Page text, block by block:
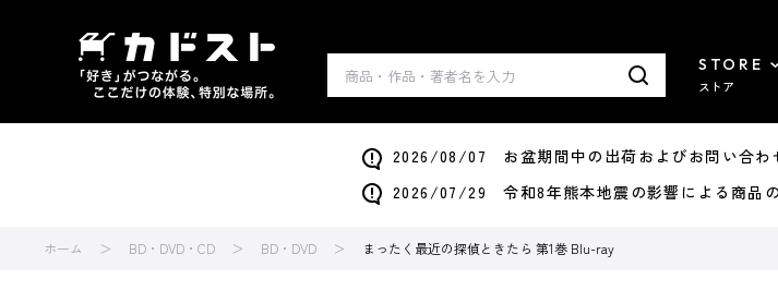
STORE
ストア
2026/08/07 お盆期間中の出荷およびお問い合わ
2026/07/29 令和8年熊本地震の影響による商品
ホーム BD・DVD・CD BD・DVD まったく最近の探偵ときたら 第1巻 Blu-ray